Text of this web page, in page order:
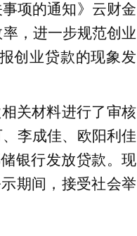
项的通知》云财金
，进一步规范创业
创业贷款的现象发
关材料进行了审核
李成佳、欧阳利佳
银行发放贷款。现
期间，接受社会举